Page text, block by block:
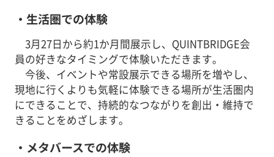
・生活圏での体験
3月27日から約1か月間展示し、QUINTBRIDGE会
員の好きなタイミングで体験いただきます。
今後、イベントや常設展示できる場所を増やし、
現地に行くよりも気軽に体験できる場所が生活圏内
にできることで、持続的なつながりを創出・維持で
きることをめざします。
・メタバースでの体験